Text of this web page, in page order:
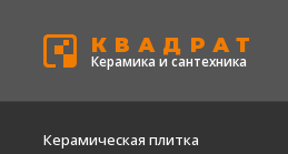
КВАДРАТ
Керамика и сантехника
Керамическая плитка